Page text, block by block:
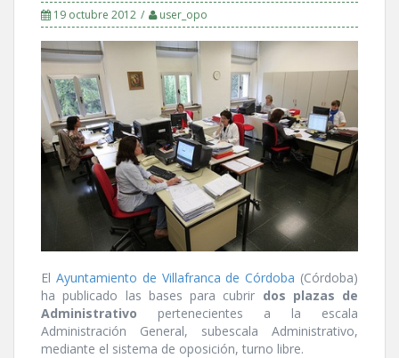
19 octubre 2012 user_opo
El Ayuntamiento de Villafranca de Córdoba (Córdoba)
ha publicado las bases para cubrir dos plazas de
Administrativo pertenecientes a la escala
Administración General, subescala Administrativo,
mediante el sistema de oposición, turno libre.